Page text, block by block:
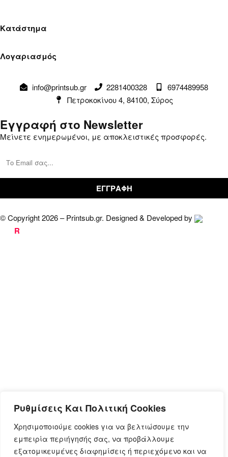
Ρυθμίσεις Και Πολιτική Cookies
Χρησιμοποιούμε cookies για να βελτιώσουμε την
εμπειρία περιήγησής σας, να προβάλλουμε
εξατομικευμένες διαφημίσεις ή περιεχόμενο και να
Κατάστημα
Πολιτική Απορρήτου
Συναλλαγές
Λογαριασμός
Παραγγελίεςinfo@printsub.gr 2281400328
6974489958
Πετροκοκίνου 4, 84100, Σύρος
Εγγραφή στο Newsletter
Μείνετε ενημερωμένοι, με αποκλειστικές προσφορές.
© Copyright 2026 – Printsub.gr. Designed & Developed by
R